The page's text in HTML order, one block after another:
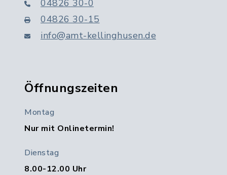
04826 30-0
04826 30-15
info@amt-kellinghusen.de
Öffnungszeiten
Montag
Nur mit Onlinetermin!
Dienstag
8.00-12.00 Uhr